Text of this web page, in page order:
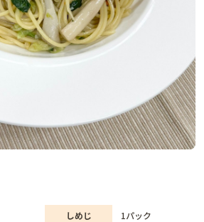
しめじ 1パック